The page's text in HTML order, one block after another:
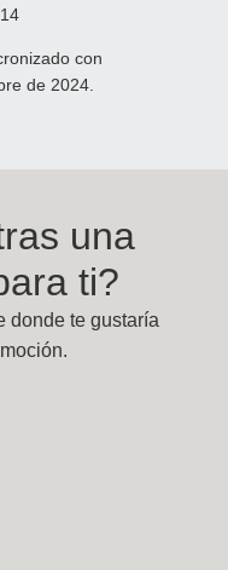
con
de 2024.
una
ti?
donde te gustaría